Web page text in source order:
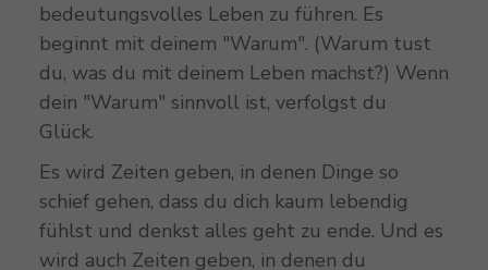
bedeutungsvolles Leben zu führen. Es
beginnt mit deinem "Warum". (Warum tust
du, was du mit deinem Leben machst?) Wenn
dein "Warum" sinnvoll ist, verfolgst du
Glück.
Es wird Zeiten geben, in denen Dinge so
schief gehen, dass du dich kaum lebendig
fühlst und denkst alles geht zu ende. Und es
wird auch Zeiten geben, in denen du